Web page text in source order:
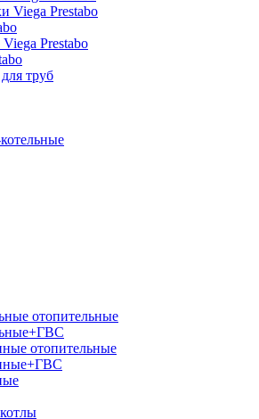
Viega Prestabo
Prestabo
труб
отопительные
отопительные